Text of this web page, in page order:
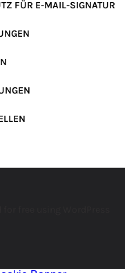
FÜR E-MAIL-SIGNATUR